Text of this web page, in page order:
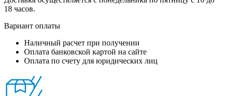
18 часов.
Вариант оплаты
Наличный расчет при получении
Оплата банковской картой на сайте
Оплата по счету для юридических лиц